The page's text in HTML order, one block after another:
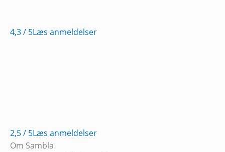
4,3/ 5Læs anmeldelser
2,5/ 5Læs anmeldelser
Om Sambla